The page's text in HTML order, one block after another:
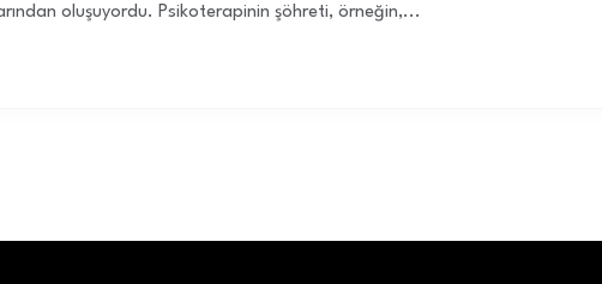
oluşuyordu. Psikoterapinin şöhreti, örneğin,...